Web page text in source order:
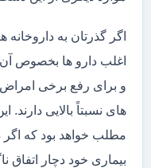
اگر گذرتان به
اغلب دارو ها بخصوص
و برای رفع برخی
های نسبتاً بالایی دارند.
مطلب خواهد بود که اگر
بیماری خود دچار اتفاق